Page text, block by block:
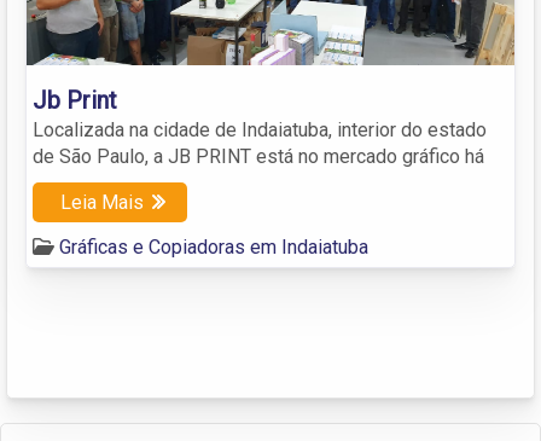
Jb Print
Localizada na cidade de Indaiatuba, interior do estado
de São Paulo, a JB PRINT está no mercado gráfico há
Leia Mais
Gráficas e Copiadoras em Indaiatuba